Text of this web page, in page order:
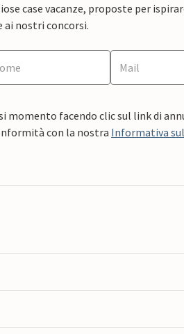
case vacanze, proposte per
ai nostri concorsi.
momento facendo clic sul link di
con la nostra Informativa